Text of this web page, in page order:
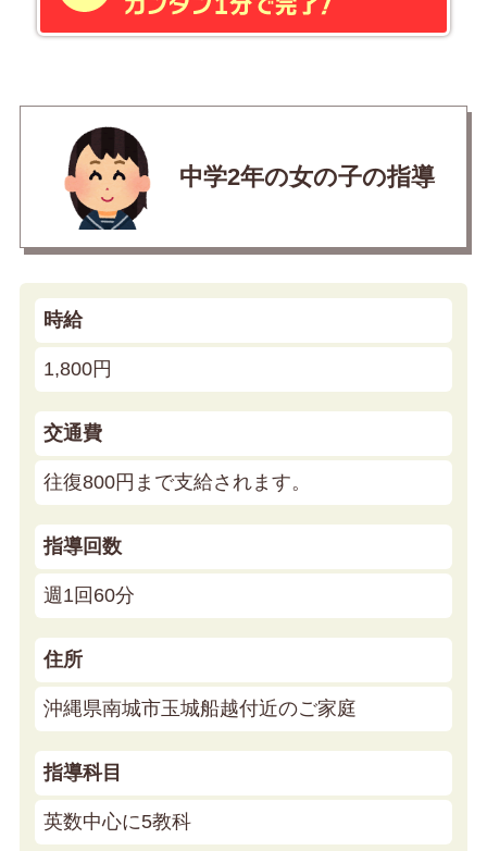
中学2年の女の子の指導
時給
1,800円
交通費
往復800円まで支給されます。
指導回数
週1回60分
住所
沖縄県南城市玉城船越付近のご家庭
指導科目
英数中心に5教科